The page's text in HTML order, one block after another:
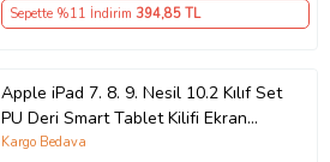
Sepette %11 İndirim 394,85 TL
Apple iPad 7. 8. 9. Nesil 10.2 Kılıf Set
PU Deri Smart Tablet Kilifi Ekran
Koruy (Mor)
Kargo Bedava